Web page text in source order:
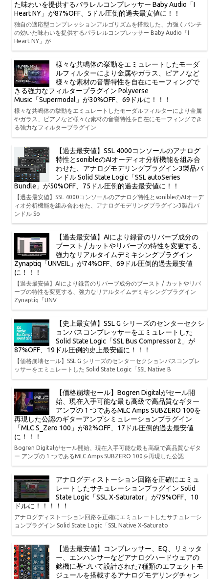
た味わいを提供するパラレルコンプレッサー Baby Audio「I
Heart NY」が87%OFF、5ドル圧倒的過去最安値に！！
独自の適応型コンプレッションアルゴリズムを搭載した、力強くパンチ
の効いた味わいを提供するパラレルコンプレッサー Baby Audio「I
Heart NY」が
様々な共鳴体の挙動をエミュレートしたモーダ
ルフィルターにより金属やガラス、ピアノなど
様々な素材の音響特性を自在にモーフィングで
きる強力なフィルタープラグイン Polyverse
Music「Supermodal」が30%OFF、69ドルに！！！
様々な共鳴体の挙動をエミュレートしたモーダルフィルターにより金属
やガラス、ピアノなど様々な素材の音響特性を自在にモーフィングでき
る強力なフィルタープラグイン
【過去最安値】SSL 4000コンソールのアナログ
特性とsonibleのAIオーディオ分析機能を組み合
わせた、アナログモデリングプラグイン3製品バ
ンドル Solid State Logic「SSL autoSeries
Bundle」が50%OFF、75ドル圧倒的過去最安値に！！
【過去最安値】SSL 4000コンソールのアナログ特性とsonibleのAIオーデ
ィオ分析機能を組み合わせた、アナログモデリングプラグイン3製品バ
ンドル So
【過去最安値】AIにより録音のリバーブ成分の
ブースト / カットやリバーブの特性を変更する、
強力なリアルタイムデミキシングプラグイン
Zynaptiq「UNVEIL」が74%OFF、69ドル圧倒的過去最安値
に！！！
【過去最安値】AIにより録音のリバーブ成分のブースト / カットやリバ
ーブの特性を変更する、強力なリアルタイムデミキシングプラグイン
Zynaptiq「UNV
【史上最安値】SSL G シリーズのセンターセクシ
ョンバスコンプレッサーをエミュレートした
Solid State Logic「SSL Bus Compressor 2」が
87%OFF、19ドル圧倒的史上最安値に！！！
【価格崩壊セール】SSL G シリーズのセンターセクションバスコンプレ
ッサーをエミュレートした Solid State Logic「SSL Native B
【価格崩壊セール】Bogren Digitalがセール開
始、現在入手可能な最も高級で高品質なギター
アンプの 1 つであるMLC Amps SUBZERO 100を
再現した公認のギターアンプシミュレーションプラグイン
「MLC S_Zero 100」が82%OFF、17ドル圧倒的過去最安値
に！！！
Bogren Digitalがセール開始、現在入手可能な最も高級で高品質なギタ
ー アンプの 1 つであるMLC Amps SUBZERO 100を再現した公認
アナログディストーション回路を正確にエミュ
レートしたサチュレーションプラグイン Solid
State Logic「SSL X-Saturator」が79%OFF、10
ドルに！！！！！
アナログディストーション回路を正確にエミュレートしたサチュレーシ
ョンプラグイン Solid State Logic「SSL Native X-Saturato
【過去最安値】コンプレッサー、EQ、リミッタ
ー、エンハンサーなどアナログハードウェアの
銘機に基づいて設計された7種類のエフェクトモ
ジュールを搭載するアナログモデリングチャン